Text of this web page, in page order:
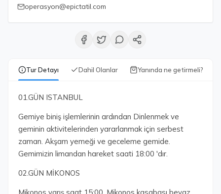
Tur Detayı Dahil Olanlar Yanında ne getirmeli?
01.GÜN ISTANBUL
Gemiye biniş işlemlerinin ardından Dinlenmek ve
geminin aktivitelerinden yararlanmak için serbest
zaman. Akşam yemeği ve geceleme gemide.
Gemimizin limandan hareket saati 18:00 'dır.
02.GÜN MİKONOS
operasyon@epictatil.com